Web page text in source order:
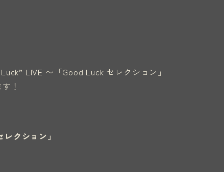
LIVE 〜「Good Luck セレクション」
！
クション」